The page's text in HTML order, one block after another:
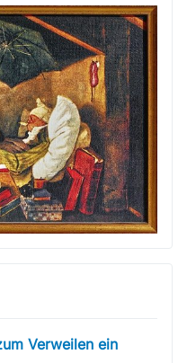
Verweilen ein